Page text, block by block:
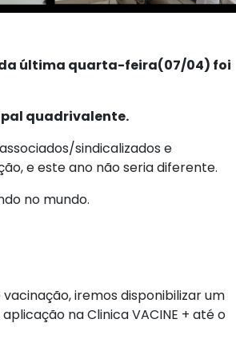
da última quarta-feira(07/04) foi
quadrivalente.
sindicalizados e
e este ano não seria diferente.
no mundo.
iremos disponibilizar um
na Clinica VACINE + até o